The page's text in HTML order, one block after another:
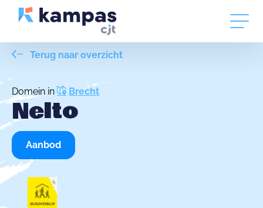
Terug naar overzicht
Domein in Brecht
Nelto
Aanbod